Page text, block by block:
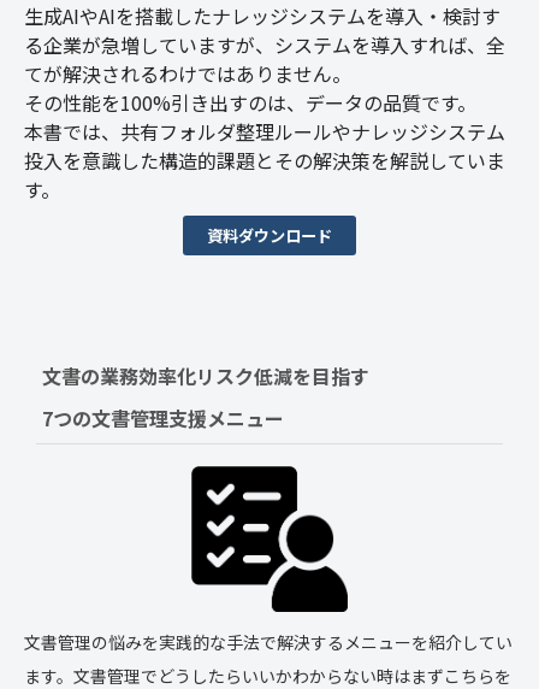
生成AIやAIを搭載したナレッジシステムを導入・検討す
る企業が急増していますが、システムを導入すれば、全
てが解決されるわけではありません。
その性能を100%引き出すのは、データの品質です。
本書では、共有フォルダ整理ルールやナレッジシステム
投入を意識した構造的課題とその解決策を解説していま
す。
資料ダウンロード
文書の業務効率化リスク低減を目指す
7つの文書管理支援メニュー
文書管理の悩みを実践的な手法で解決するメニューを紹介してい
ます。文書管理でどうしたらいいかわからない時はまずこちらを